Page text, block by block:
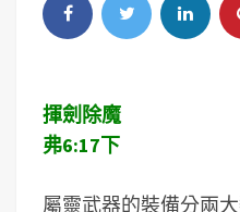
揮劍除魔
弗6:17下
屬靈武器的裝備分兩